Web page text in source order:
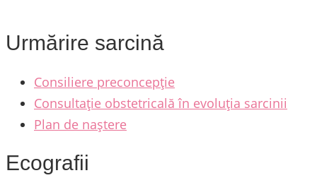
Urmărire sarcină
Consiliere preconcepție
Consultație obstetricală în evoluția sarcinii
Plan de naștere
Ecografii